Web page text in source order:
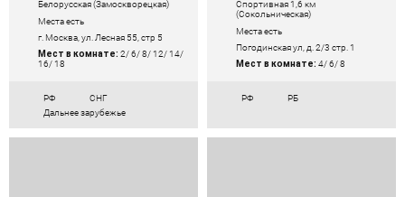
Белорусская (Замоскворецкая)
Места есть
г. Москва, ул. Лесная 55, стр 5
Мест в комнате: 2/ 6/ 8/ 12/ 14/
16/ 18
РФ
СНГ
Дальнее зарубежье
Спортивная 1,6 км
(Сокольническая)
Места есть
Погодинская ул, д. 2/3 стр. 1
Мест в комнате: 4/ 6/ 8
РФ РБ